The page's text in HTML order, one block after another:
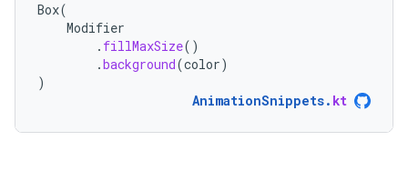
Box(
Modifier
. fillMaxSize()
.background(color)
)
AnimationSnippets. kt